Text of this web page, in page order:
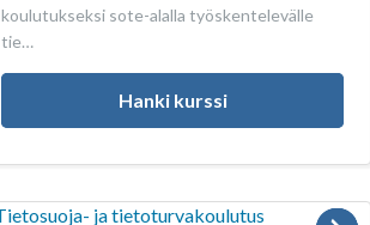
koulutukseksi sote-alalla työskentelevälle
tie…
Hanki kurssi